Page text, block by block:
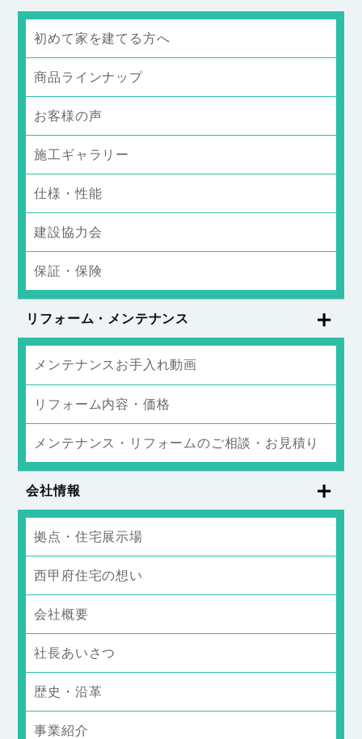
初めて家を建てる方へ
商品ラインナップ
お客様の声
施工ギャラリー
仕様・性能
建設協力会
保証・保険
リフォーム・メンテナンス
メンテナンスお手入れ動画
リフォーム内容・価格
メンテナンス・リフォームのご相談・お見積り
会社情報
拠点・住宅展示場
西甲府住宅の想い
会社概要
社長あいさつ
歴史・沿革
事業紹介